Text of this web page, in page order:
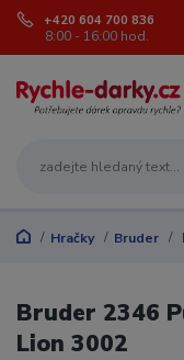
+420 604 700 836
8:00 - 16:00 hod.
Hračky Bruder
Bruder 2346
Lion 3002